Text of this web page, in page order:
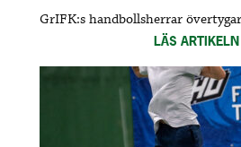
GrIFK:s handbollsherrar
LÄS ARTIKELN